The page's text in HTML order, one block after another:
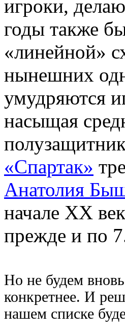
игроки,
годы также
«линейной»
нынешних
умудряются
насыщая
«Спартак»
Анатолия
начале XX
прежде и по
Но не будем вновь
конкретнее. И
нашем списке